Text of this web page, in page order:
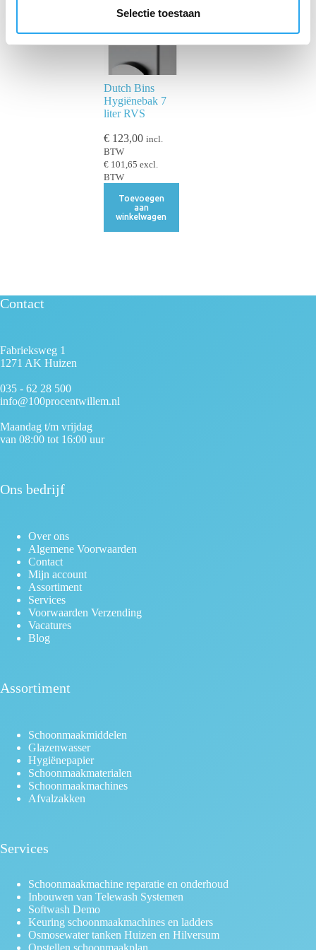
t
Selectie toestaan
Dutch Bins
Hygiënebak 7
liter RVS
€123,00 incl.
BTW
€101,65 excl.
BTW
Toevoegen
aan
winkelwagen
Contact
Fabrieksweg 1
1271 AK Huizen
035 - 62 28 500
info@100procentwillem.nl
Maandag t/m vrijdag
van 08:00 tot 16:00 uur
Ons bedrijf
Over ons
Algemene Voorwaarden
Contact
Mijn account
Assortiment
Services
Voorwaarden Verzending
Vacatures
Blog
Assortiment
Schoonmaakmiddelen
Glazenwasser
Hygiënepapier
Schoonmaakmaterialen
Schoonmaakmachines
Afvalzakken
Services
Schoonmaakmachine reparatie en onderhoud
Inbouwen van Telewash Systemen
Softwash Demo
Keuring schoonmaakmachines en ladders
Osmosewater tanken Huizen en Hilversum